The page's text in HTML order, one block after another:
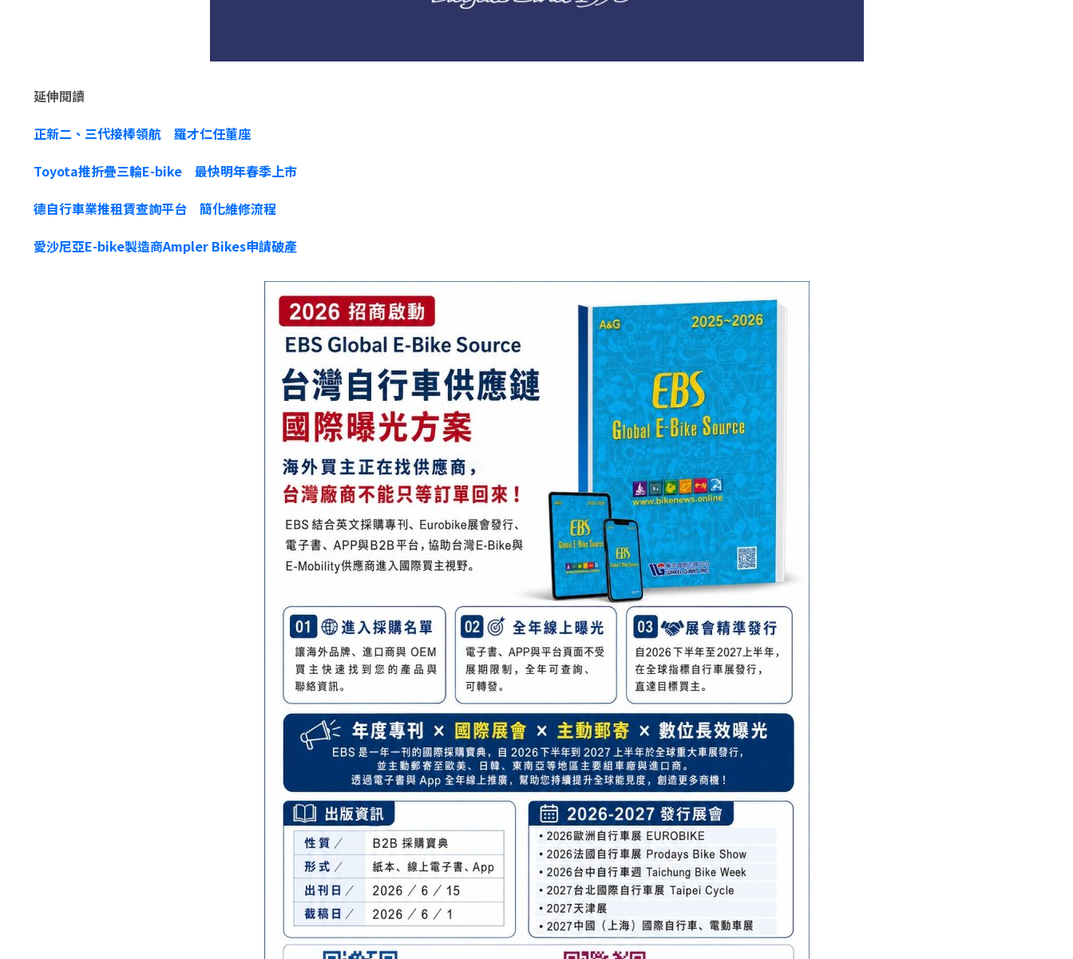
延伸閱讀
正新二、三代接棒領航 羅才仁任董座
Toyota推折疊三輪E-bike 最快明年春季上市
德自行車業推租賃查詢平台 簡化維修流程
愛沙尼亞E-bike製造商Ampler Bikes申請破產